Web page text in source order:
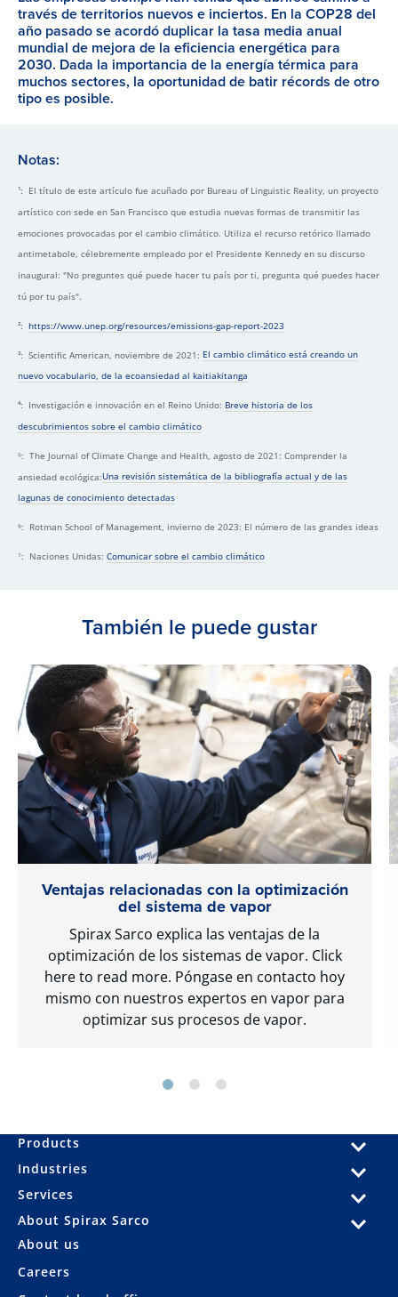
través de territorios nuevos e inciertos. En la COP28 del
año pasado se acordó duplicar la tasa media anual
mundial de mejora de la eficiencia energética para
2030. Dada la importancia de la energía térmica para
muchos sectores, la oportunidad de batir récords de otro
tipo es posible.
Notas:
¹: El título de este artículo fue acuñado por Bureau of Linguistic Reality, un proyecto
artístico con sede en San Francisco que estudia nuevas formas de transmitir las
emociones provocadas por el cambio climático. Utiliza el recurso retórico llamado
antimetabole, célebremente empleado por el Presidente Kennedy en su discurso
inaugural: "No preguntes qué puede hacer tu país por ti, pregunta qué puedes hacer
tú por tu país".
²: https://www.unep.org/resources/emissions-gap-report-2023
³: Scientific American, noviembre de 2021: El cambio climático está creando un
nuevo vocabulario, de la ecoansiedad al kaitiakitanga
⁴: Investigación e innovación en el Reino Unido: Breve historia de los
descubrimientos sobre el cambio climático
⁵: The Journal of Climate Change and Health, agosto de 2021: Comprender la
ansiedad ecológica:Una revisión sistemática de la bibliografía actual y de las
lagunas de conocimiento detectadas
⁶: Rotman School of Management, invierno de 2023: El número de las grandes ideas
⁷: Naciones Unidas: Comunicar sobre el cambio climático
También le puede gustar
Ventajas relacionadas con la optimización
del sistema de vapor
Spirax Sarco explica las ventajas de la
optimización de los sistemas de vapor. Click
here to read more. Póngase en contacto hoy
mismo con nuestros expertos en vapor para
optimizar sus procesos de vapor.
Products
Industries
Services
About Spirax Sarco
About us
Careers